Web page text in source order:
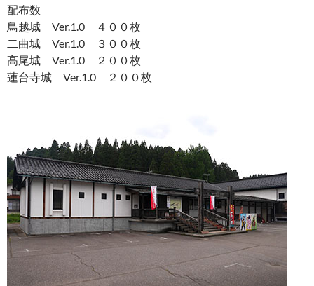
配布数
鳥越城 Ver.1.0 ４００枚
二曲城 Ver.1.0 ３００枚
高尾城 Ver.1.0 ２００枚
蓮台寺城 Ver.1.0 ２００枚